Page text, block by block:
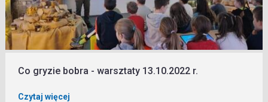
Co gryzie bobra - warsztaty 13.10.2022 r.
Czytaj więcej